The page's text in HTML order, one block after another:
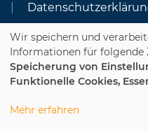
Cookie Einstellungen
Dozenten-Login
Wir speichern und
Informationen für folgende
Speicherung von
Funktionelle Cookies,
Mehr erfahren